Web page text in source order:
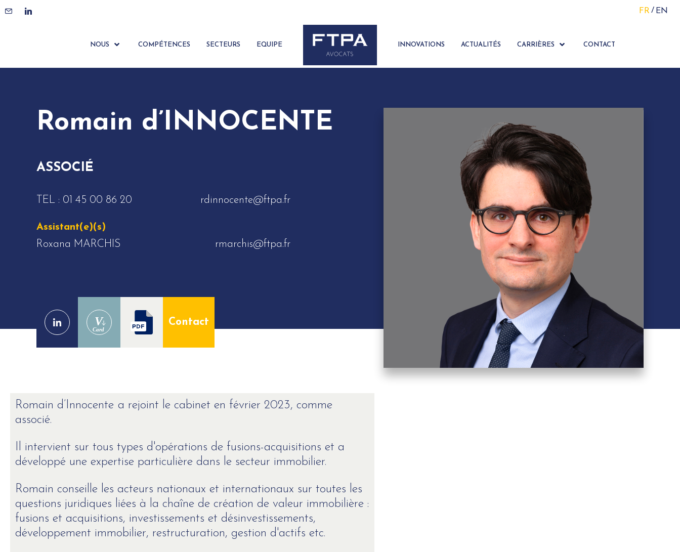
FR EN
NOUS COMPÉTENCES SECTEURS EQUIPE INNOVATIONS ACTUALITÉS CARRIÈRES CONTACT
Romain d’INNOCENTE
ASSOCIÉ
TEL : 01 45 00 86 20 rdinnocente@ftpa.fr
Assistant(e)(s)
Roxana MARCHIS rmarchis@ftpa.fr
V
Card
Contact
Romain d’Innocente a rejoint le cabinet en février 2023, comme
associé.
Il intervient sur tous types d'opérations de fusions-acquisitions et a
développé une expertise particulière dans le secteur immobilier.
Romain conseille les acteurs nationaux et internationaux sur toutes les
questions juridiques liées à la chaîne de création de valeur immobilière :
fusions et acquisitions, investissements et désinvestissements,
développement immobilier, restructuration, gestion d'actifs etc.